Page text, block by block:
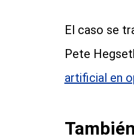
El caso se
Pete
artificial en